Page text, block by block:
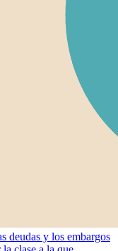
deudas y los embargos